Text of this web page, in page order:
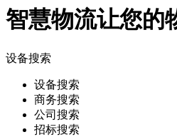
智慧物流让您的
设备搜索
设备搜索
商务搜索
公司搜索
招标搜索